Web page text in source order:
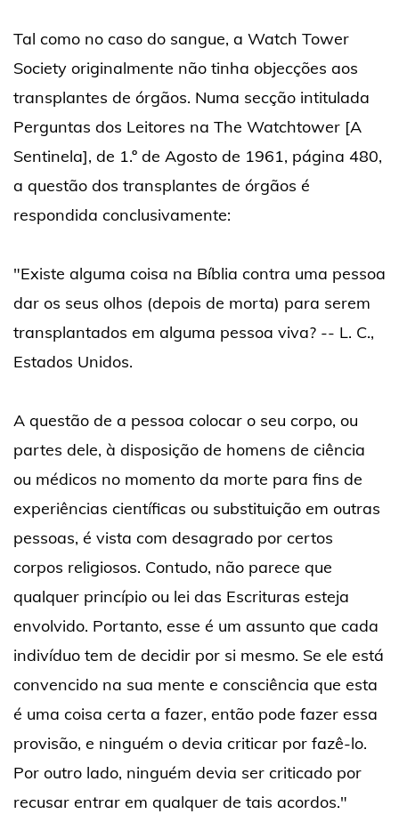
Tal como no caso do sangue, a Watch Tower
Society originalmente não tinha objecções aos
transplantes de órgãos. Numa secção intitulada
Perguntas dos Leitores na The Watchtower [A
Sentinela], de 1.º de Agosto de 1961, página 480,
a questão dos transplantes de órgãos é
respondida conclusivamente:
"Existe alguma coisa na Bíblia contra uma pessoa
dar os seus olhos (depois de morta) para serem
transplantados em alguma pessoa viva? -- L. C.,
Estados Unidos.
A questão de a pessoa colocar o seu corpo, ou
partes dele, à disposição de homens de ciência
ou médicos no momento da morte para fins de
experiências científicas ou substituição em outras
pessoas, é vista com desagrado por certos
corpos religiosos. Contudo, não parece que
qualquer princípio ou lei das Escrituras esteja
envolvido. Portanto, esse é um assunto que cada
indivíduo tem de decidir por si mesmo. Se ele está
convencido na sua mente e consciência que esta
é uma coisa certa a fazer, então pode fazer essa
provisão, e ninguém o devia criticar por fazê-lo.
Por outro lado, ninguém devia ser criticado por
recusar entrar em qualquer de tais acordos."